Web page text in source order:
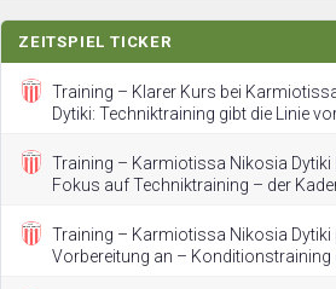
ZEITSPIEL TICKER
Training – Klarer Kurs bei
Dytiki: Techniktraining gibt die Linie
Training – Karmiotissa Nikosia Dytiki
Fokus auf Techniktraining – der
Training – Karmiotissa Nikosia Dytiki
Vorbereitung an – Konditionstraining